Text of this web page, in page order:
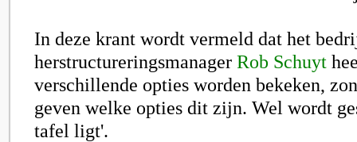
In deze krant wordt vermeld dat het
herstructureringsmanager Rob Schuyt
verschillende opties worden bekeken,
geven welke opties dit zijn. Wel wordt
tafel ligt'.